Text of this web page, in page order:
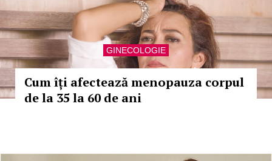
GINECOLOGIE
Cum îți afectează menopauza corpul
de la 35 la 60 de ani